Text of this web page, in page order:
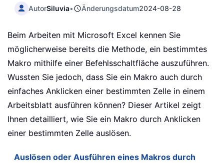
AutorSiluvia• Änderungsdatum2024-08-28
Beim Arbeiten mit Microsoft Excel kennen Sie
möglicherweise bereits die Methode, ein bestimmtes
Makro mithilfe einer Befehlsschaltfläche auszuführen.
Wussten Sie jedoch, dass Sie ein Makro auch durch
einfaches Anklicken einer bestimmten Zelle in einem
Arbeitsblatt ausführen können? Dieser Artikel zeigt
Ihnen detailliert, wie Sie ein Makro durch Anklicken
einer bestimmten Zelle auslösen.
Auslösen oder Ausführen eines Makros durch